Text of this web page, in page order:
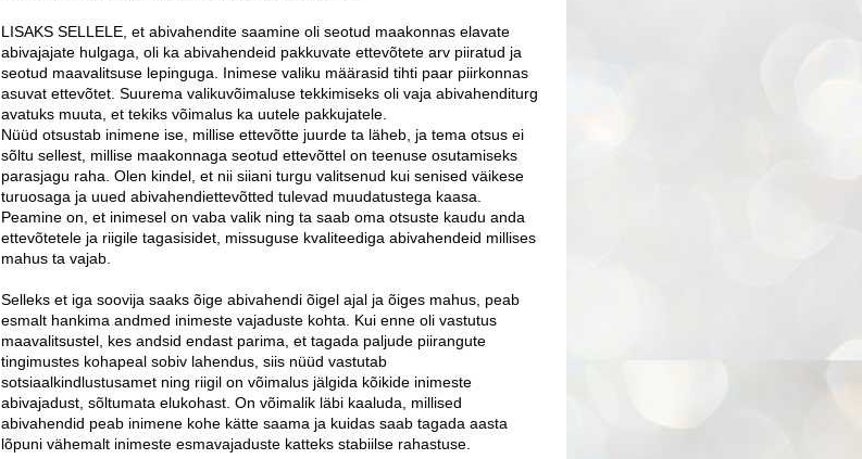
LISAKS SELLELE, et abivahendite saamine oli seotud maakonnas elavate
abivajajate hulgaga, oli ka abivahendeid pakkuvate ettevõtete arv piiratud ja
seotud maavalitsuse lepinguga. Inimese valiku määrasid tihti paar piirkonnas
asuvat ettevõtet. Suurema valikuvõimaluse tekkimiseks oli vaja abivahenditurg
avatuks muuta, et tekiks võimalus ka uutele pakkujatele.
Nüüd otsustab inimene ise, millise ettevõtte juurde ta läheb, ja tema otsus ei
sõltu sellest, millise maakonnaga seotud ettevõttel on teenuse osutamiseks
parasjagu raha. Olen kindel, et nii siiani turgu valitsenud kui senised väikese
turuosaga ja uued abivahendiettevõtted tulevad muudatustega kaasa.
Peamine on, et inimesel on vaba valik ning ta saab oma otsuste kaudu anda
ettevõtetele ja riigile tagasisidet, missuguse kvaliteediga abivahendeid millises
mahus ta vajab.
Selleks et iga soovija saaks õige abivahendi õigel ajal ja õiges mahus, peab
esmalt hankima andmed inimeste vajaduste kohta. Kui enne oli vastutus
maavalitsustel, kes andsid endast parima, et tagada paljude piirangute
tingimustes kohapeal sobiv lahendus, siis nüüd vastutab
sotsiaalkindlustusamet ning riigil on võimalus jälgida kõikide inimeste
abivajadust, sõltumata elukohast. On võimalik läbi kaaluda, millised
abivahendid peab inimene kohe kätte saama ja kuidas saab tagada aasta
lõpuni vähemalt inimeste esmavajaduste katteks stabiilse rahastuse.